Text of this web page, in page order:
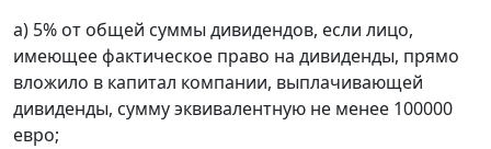
a) 5% от общей суммы дивидендов, если лицо,
имеющее фактическое право на дивиденды, прямо
вложило в капитал компании, выплачивающей
дивиденды, сумму эквивалентную не менее 100000
евро;